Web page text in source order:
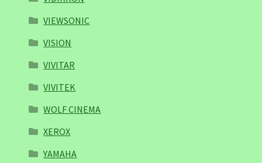
VIEWSONIC
VISION
VIVITAR
VIVITEK
WOLF CINEMA
XEROX
YAMAHA